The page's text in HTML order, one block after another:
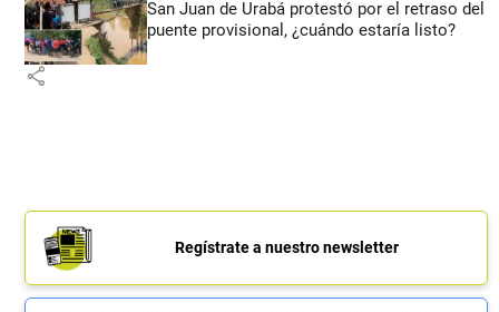
San Juan de Urabá protestó por el retraso del
puente provisional, ¿cuándo estaría listo?
share
Regístrate a nuestro newsletter